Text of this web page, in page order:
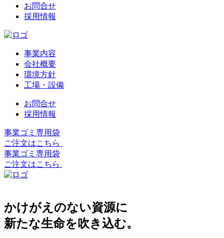
お問合せ
採用情報
事業内容
会社概要
環境方針
工場・設備
お問合せ
採用情報
事業ゴミ専用袋
ご注文はこちら
事業ゴミ専用袋
ご注文はこちら
かけがえのない資源に
新たな生命を吹き込む。